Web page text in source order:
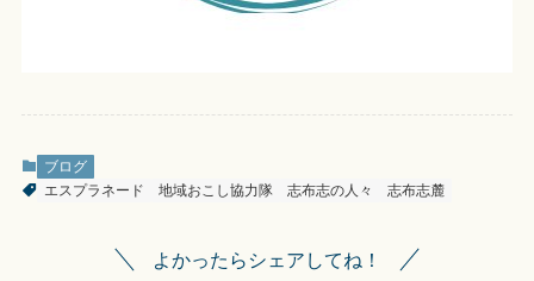
ブログ
エスプラネード
地域おこし協力隊 志布志の人々 志布志麓
よかったらシェアしてね！